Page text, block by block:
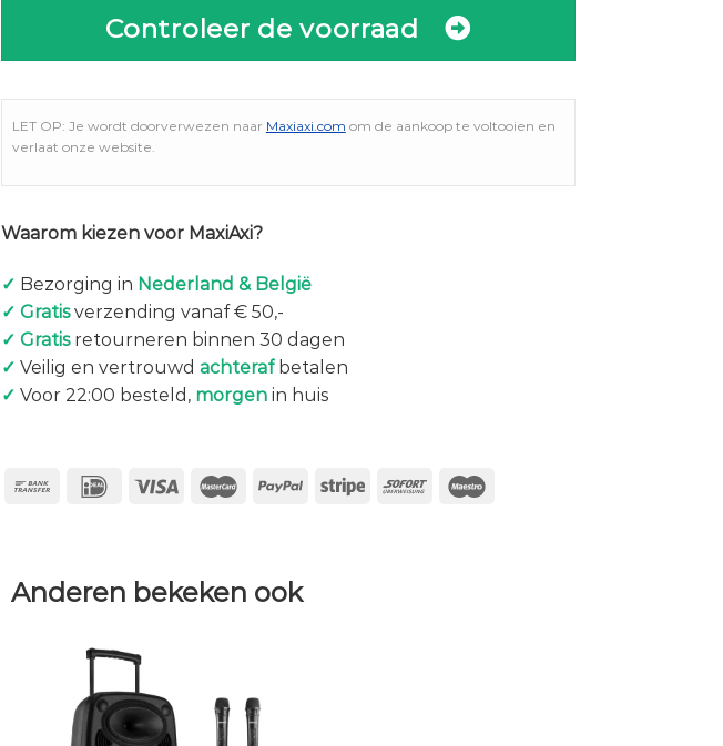
Controleer de voorraad
LET OP: Je wordt doorverwezen naar Maxiaxi.com om de aankoop te voltooien en
verlaat onze website.
Waarom kiezen voor MaxiAxi?
✓ Bezorging in Nederland & België
✓ Gratisverzending vanaf € 50,-
✓ Gratisretourneren binnen 30 dagen
✓ Veilig en vertrouwd achterafbetalen
✓ Voor 22:00 besteld, morgenin huis
Anderen bekeken ook